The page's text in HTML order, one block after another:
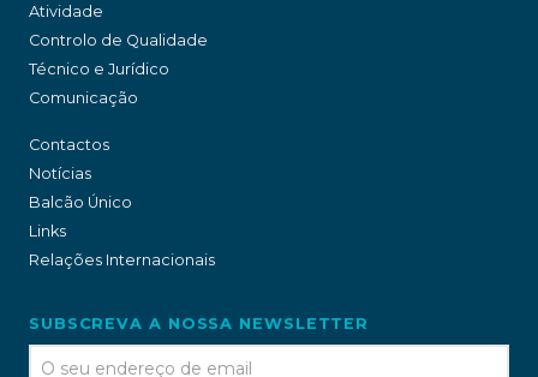
Atividade
Controlo de Qualidade
Técnico e Jurídico
Comunicação
Contactos
Notícias
Balcão Único
Links
Relações Internacionais
SUBSCREVA A NOSSA NEWSLETTER